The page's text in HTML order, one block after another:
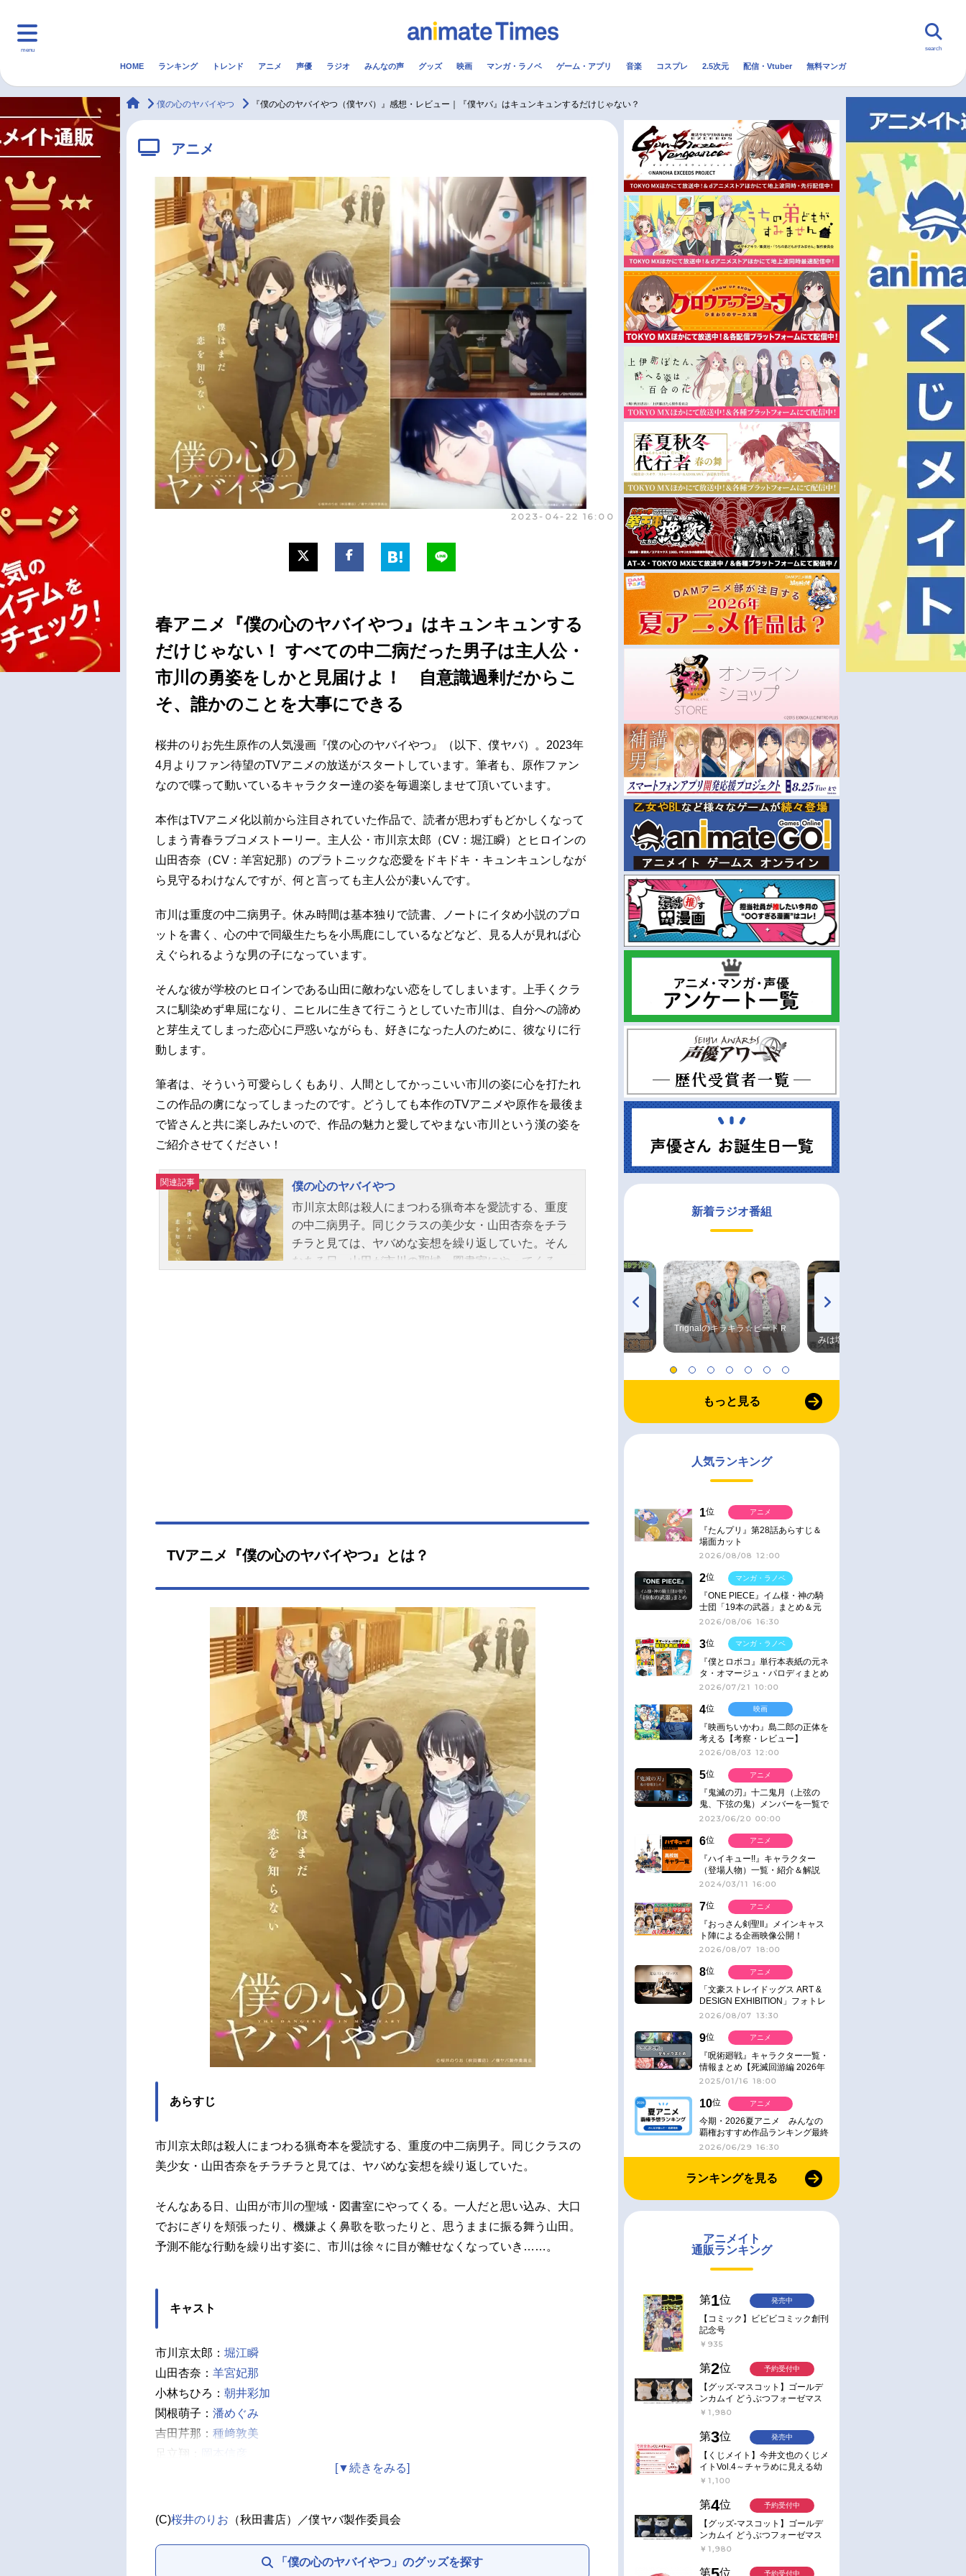
menu
マンガ・ラノベ ゲーム・アプリ 配信・Vtuber トレンド 無料マンガ
最新記事一覧
アニメ記事一覧
声優記事一覧
アニメ映画一覧
実写化映画一覧
男性声優/女性声優一覧
今期アニメ曜日別一覧
春アニメ
秋アニメ
冬アニメ
FOLLOW US
search
HOME ランキング トレンド アニメ 声優 ラジオ みんなの声 グッズ 映画 マンガ・ラノベ ゲーム・アプリ 音楽 コスプレ 2.5次元 配信・Vtuber 無料マンガ
animateTimes
僕の心のヤバイやつ 『僕の心のヤバイやつ（僕ヤバ）』感想・レビュー｜『僕ヤバ』はキュンキュンするだけじゃない？
アニメ
2023-04-22 16:00
春アニメ『僕の心のヤバイやつ』はキュンキュンする
だけじゃない！ すべての中二病だった男子は主人公・
市川の勇姿をしかと見届けよ！ 自意識過剰だからこ
そ、誰かのことを大事にできる
桜井のりお先生原作の人気漫画『僕の心のヤバイやつ』（以下、僕ヤバ）。2023年
4月よりファン待望のTVアニメの放送がスタートしています。筆者も、原作ファン
なので喋って動いているキャラクター達の姿を毎週楽しませて頂いています。
本作はTVアニメ化以前から注目されていた作品で、読者が思わずもどかしくなって
しまう青春ラブコメストーリー。主人公・市川京太郎（CV：堀江瞬）とヒロインの
山田杏奈（CV：羊宮妃那）のプラトニックな恋愛をドキドキ・キュンキュンしなが
ら見守るわけなんですが、何と言っても主人公が凄いんです。
市川は重度の中二病男子。休み時間は基本独りで読書、ノートにイタめ小説のプロ
ットを書く、心の中で同級生たちを小馬鹿にしているなどなど、見る人が見れば心
えぐられるような男の子になっています。
そんな彼が学校のヒロインである山田に敵わない恋をしてしまいます。上手くクラ
スに馴染めず卑屈になり、ニヒルに生きて行こうとしていた市川は、自分への諦め
と芽生えてしまった恋心に戸惑いながらも、好きになった人のために、彼なりに行
動します。
筆者は、そういう可愛らしくもあり、人間としてかっこいい市川の姿に心を打たれ
この作品の虜になってしまったのです。どうしても本作のTVアニメや原作を最後ま
で皆さんと共に楽しみたいので、作品の魅力と愛してやまない市川という漢の姿を
ご紹介させてください！
関連記事
僕の心のヤバイやつ
市川京太郎は殺人にまつわる猟奇本を愛読する、重度
の中二病男子。同じクラスの美少女・山田杏奈をチラ
チラと見ては、ヤバめな妄想を繰り返していた。そん
なある日、山田が市川の聖域・図書室にやってくる。
作：マジックカプセル音楽：牛尾憲輔制作：シンエイ
動画主題歌OP：「斜陽」ヨルシカED：「数センチメ
ンタル」こはならむ公開開...
TVアニメ『僕の心のヤバイやつ』とは？
あらすじ
市川京太郎は殺人にまつわる猟奇本を愛読する、重度の中二病男子。同じクラスの
美少女・山田杏奈をチラチラと見ては、ヤバめな妄想を繰り返していた。
そんなある日、山田が市川の聖域・図書室にやってくる。一人だと思い込み、大口
でおにぎりを頬張ったり、機嫌よく鼻歌を歌ったりと、思うままに振る舞う山田。
予測不能な行動を繰り出す姿に、市川は徐々に目が離せなくなっていき……。
キャスト
市川京太郎： 堀江瞬
山田杏奈： 羊宮妃那
小林ちひろ： 朝井彩加
関根萌子： 潘めぐみ
吉田芹那： 種﨑敦美
足立翔：
原穂乃香： 豊崎愛生
島﨑信長
(C)桜井のりお （秋田書店）／僕ヤバ製作委員会
「僕の心のヤバイやつ」のグッズを探す
新着ラジオ番組
Trignalのキラキラ☆ビートＲ
みは塩だけ
もっと見る
人気ランキング
1位
『たんプリ』第28話あらすじ＆
場面カット
2026/08/08 12:00
アニメ
2位
『ONE PIECE』イム様・神の騎
士団「19本の武器」まとめ＆元
ネタ
2026/08/06 16:30
マンガ・ラノベ
3位
『僕とロボコ』単行本表紙の元ネ
タ・オマージュ・パロディまとめ
2026/07/21 10:00
マンガ・ラノベ
4位
『映画ちいかわ』島二郎の正体を
考える【考察・レビュー】
2026/08/03 12:00
映画
5位
『鬼滅の刃』十二鬼月（上弦の
鬼、下弦の鬼）メンバーを一覧で
紹介＆解説（登場鬼の情報まと
2023/06/20 00:00
アニメ
6位
『ハイキュー!!』キャラクター
（登場人物）一覧・紹介＆解説
2024/03/11 16:00
アニメ
7位
『おっさん剣聖II』メインキャス
ト陣による企画映像公開！
2026/08/07 18:00
アニメ
8位
「文豪ストレイドッグス ART &
DESIGN EXHIBITION」フォトレ
ポート
2026/08/07 13:30
アニメ
9位
『呪術廻戦』キャラクター一覧・
情報まとめ【死滅回游編 2026年
1月放送】
2025/01/16 18:00
アニメ
10位
今期・2026夏アニメ みんなの
覇権おすすめ作品ランキング最終
結果発表！
2026/06/29 16:30
アニメ
ランキングを見る
アニメイト
通販ランキング
第1位
【コミック】ビビビコミック創刊
記念号
￥935
発売中
第2位
【グッズ-マスコット】ゴールデ
ンカムイ どうぶつフォーゼマス
コット 4.尾形百之助【再販】
￥1,980
予約受付中
第3位
【くじメイト】今井文也のくじメ
イトVol.4～チャラめに見える幼
馴染、実は一途で独占欲が強いん
￥1,100
発売中
第4位
【グッズ-マスコット】ゴールデ
ンカムイ どうぶつフォーゼマス
コット 5.月島軍曹【再販】
￥1,980
予約受付中
第 位 予約受付中